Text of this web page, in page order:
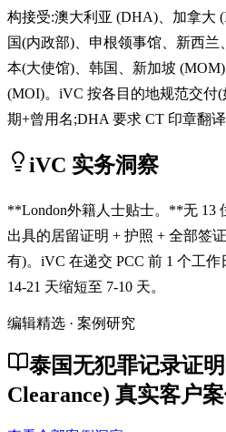
构接受:澳大利亚 (DHA)、加拿大
国(内政部)、申根领事馆、新西兰
本(大使馆)、韩国、新加坡
(MOI)。iVC 按各目的地规范交付(
期+曾用名;DHA 要求 CT 印章翻译)
iVC 实务洞察
**London外籍人士贴士。**无 13
出具的居留证明 + 护照 + 全部签
有)。iVC 在递交 PCC 前 1 个工
14-21 天缩短至 7-10 天。
编辑精选 · 案例研究
泰国无犯罪记录证
Clearance) 真实客户案